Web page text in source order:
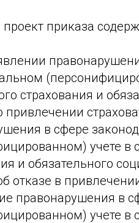
проект приказа
страхования и
в сфере
учете в
и обязательного
отказе в
правонарушения в
учете в